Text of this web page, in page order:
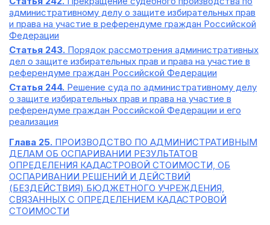
административному делу о защите избирательных прав
и права на участие в референдуме граждан Российской
Федерации
Статья 243. Порядок рассмотрения административных
дел о защите избирательных прав и права на участие в
референдуме граждан Российской Федерации
Статья 244. Решение суда по административному делу
о защите избирательных прав и права на участие в
референдуме граждан Российской Федерации и его
реализация
Глава 25. ПРОИЗВОДСТВО ПО АДМИНИСТРАТИВНЫМ
ДЕЛАМ ОБ ОСПАРИВАНИИ РЕЗУЛЬТАТОВ
ОПРЕДЕЛЕНИЯ КАДАСТРОВОЙ СТОИМОСТИ, ОБ
ОСПАРИВАНИИ РЕШЕНИЙ И ДЕЙСТВИЙ
(БЕЗДЕЙСТВИЯ) БЮДЖЕТНОГО УЧРЕЖДЕНИЯ,
СВЯЗАННЫХ С ОПРЕДЕЛЕНИЕМ КАДАСТРОВОЙ
СТОИМОСТИ